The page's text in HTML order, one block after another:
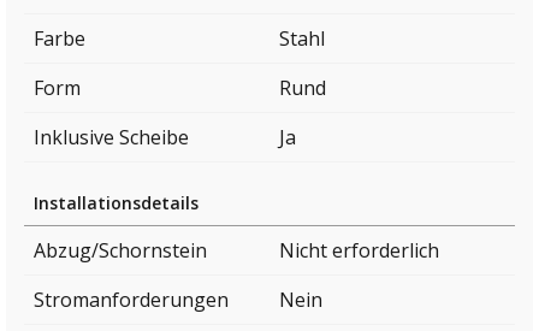
Farbe
Stahl
Form
Rund
Inklusive Scheibe
Ja
Installationsdetails
Abzug/Schornstein
Nicht erforderlich
Stromanforderungen
Nein